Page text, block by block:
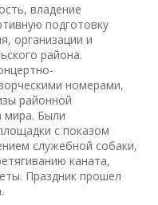
владение
подготовку
организации и
района.
номерами,
районной
мира. Были
с показом
служебной собаки,
каната,
Праздник прошел